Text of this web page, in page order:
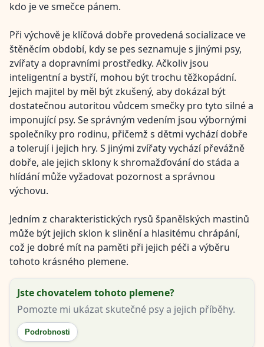
kdo je ve smečce pánem.
Při výchově je klíčová dobře provedená socializace ve
štěněcím období, kdy se pes seznamuje s jinými psy,
zvířaty a dopravními prostředky. Ačkoliv jsou
inteligentní a bystří, mohou být trochu těžkopádní.
Jejich majitel by měl být zkušený, aby dokázal být
dostatečnou autoritou vůdcem smečky pro tyto silné a
imponující psy. Se správným vedením jsou výbornými
společníky pro rodinu, přičemž s dětmi vychází dobře
a tolerují i jejich hry. S jinými zvířaty vychází převážně
dobře, ale jejich sklony k shromažďování do stáda a
hlídání může vyžadovat pozornost a správnou
výchovu.
Jedním z charakteristických rysů španělských mastinů
může být jejich sklon k slinění a hlasitému chrápání,
což je dobré mít na paměti při jejich péči a výběru
tohoto krásného plemene.
Jste chovatelem tohoto plemene?
Pomozte mi ukázat skutečné psy a jejich příběhy.
Podrobnosti